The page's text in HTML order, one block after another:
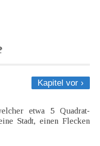
Kapitel vor ›
etwa 5 Quadrat-
Stadt, einen Flecken